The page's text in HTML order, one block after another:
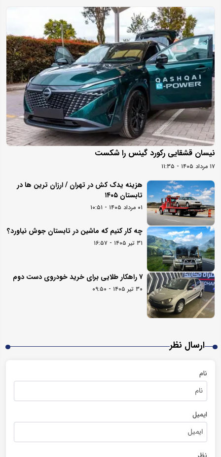
نیسان قشقایی رکورد گینس را شکست
۱۷ مرداد ۱۴۰۵ - ۱۱:۳۵
هزینه یدک کش در تهران / ارزان ترین ها در
تابستان ۱۴۰۵
۰۱ مرداد ۱۴۰۵ - ۱۰:۵۱
چه کار کنیم که ماشین در تابستان جوش نیاورد؟
۳۱ تیر ۱۴۰۵ - ۱۶:۵۷
۷ راهکار طلایی برای خرید خودروی دست دوم
۳۰ تیر ۱۴۰۵ - ۰۹:۵۰
ارسال نظر
نام
ایمیل